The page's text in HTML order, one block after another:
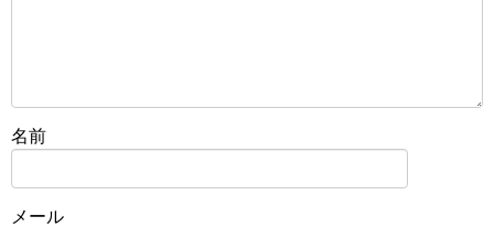
名前
メール